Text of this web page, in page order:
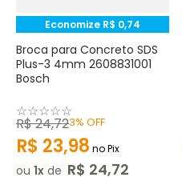
Economize R$ 0,74
Broca para Concreto SDS
Plus-3 4mm 2608831001
Bosch
☆☆☆☆☆
R$24,723% OFF
R$ 23,98 no Pix
ou 1 de R$ 24,72